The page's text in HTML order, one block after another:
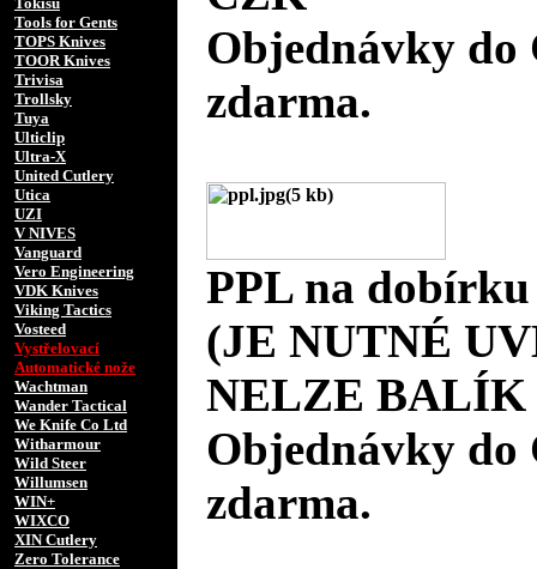
Tools for Gents
TOPS Knives
TOOR Knives
Trivisa
Trollsky
Tuya
Ulticlip
Ultra-X
United Cutlery
Utica
UZI
V NIVES
Vanguard
Vero Engineering
VDK Knives
Viking Tactics
Vosteed
Vystřelovací
Automatické nože
Wachtman
Wander Tactical
We Knife Co Ltd
Witharmour
Wild Steer
Willumsen
WIN+
WIXCO
XIN Cutlery
Zero Tolerance
Objednávky do
zdarma.
PPL na
(JE NUTNÉ
NELZE BALÍK
Objednávky do
zdarma.